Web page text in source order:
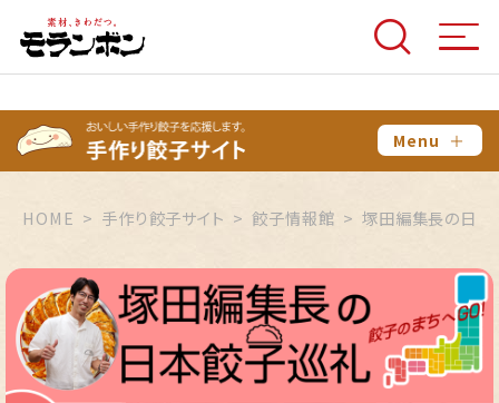
Menu ＋
HOME 手作り餃子サイト 餃子情報館 塚田編集長の日